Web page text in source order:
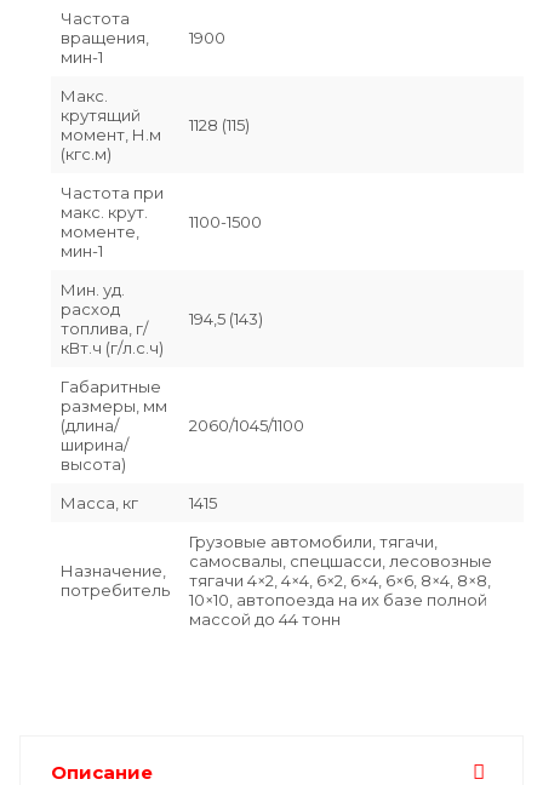
Частота
вращения,
мин-1
1900
Макс.
крутящий
момент, Н.м
(кгс.м)
1128 (115)
Частота при
макс. крут.
моменте,
мин-1
1100-1500
Мин. уд.
расход
топлива, г/
кВт.ч (г/л.с.ч)
194,5 (143)
Габаритные
размеры, мм
(длина/
ширина/
высота)
2060/1045/1100
Масса, кг 1415
Назначение,
потребитель
Грузовые автомобили, тягачи,
самосвалы, спецшасси, лесовозные
тягачи 4×2, 4×4, 6×2, 6×4, 6×6, 8×4, 8×8,
10×10, автопоезда на их базе полной
массой до 44 тонн
Описание